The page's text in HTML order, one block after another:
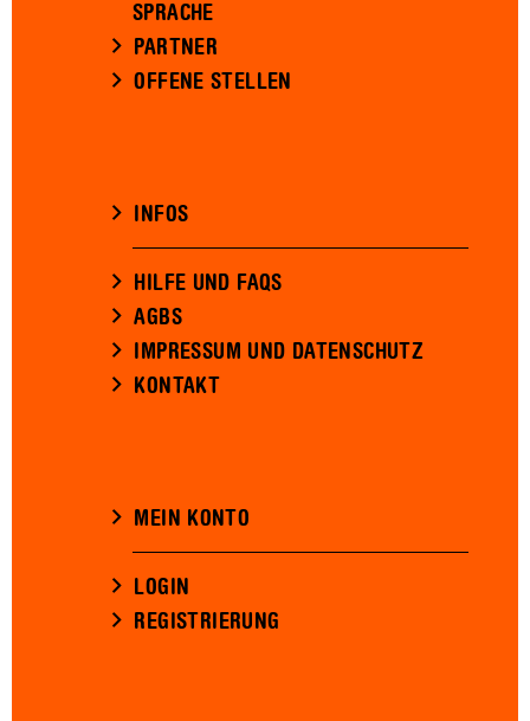
SPRACHE
PARTNER
OFFENE STELLEN
INFOS
HILFE UND FAQS
AGBS
IMPRESSUM UND DATENSCHUTZ
KONTAKT
MEIN KONTO
LOGIN
REGISTRIERUNG